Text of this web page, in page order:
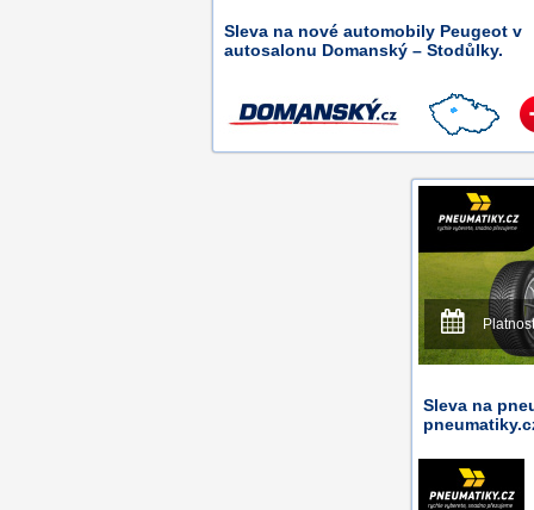
Sleva na nové automobily Peugeot v
autosalonu Domanský – Stodůlky.
Sleva na